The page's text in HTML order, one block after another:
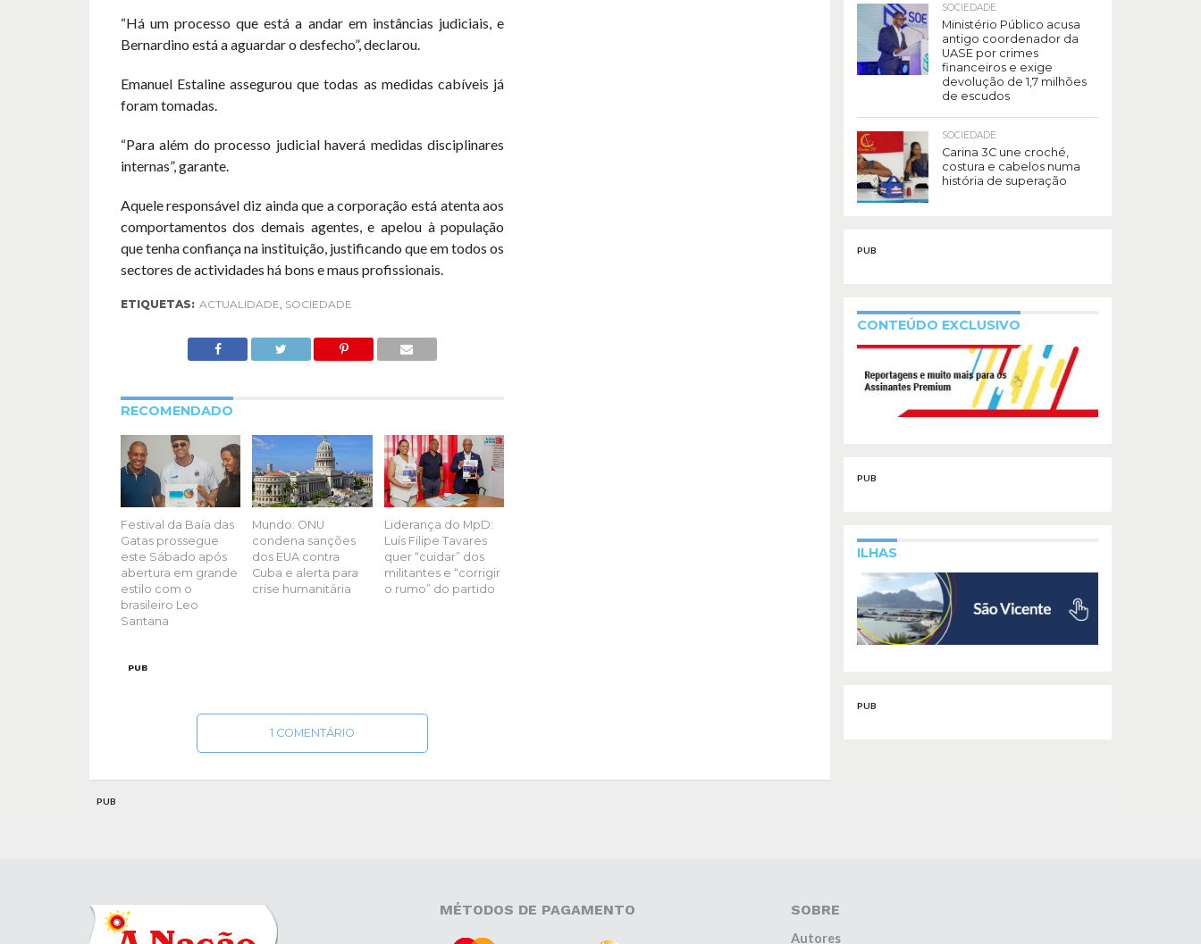
“Há um processo que está a andar em instâncias judiciais, e
Bernardino está a aguardar o desfecho”, declarou.
Emanuel Estaline assegurou que todas as medidas cabíveis já
foram tomadas.
“Para além do processo judicial haverá medidas disciplinares
internas”, garante.
Aquele responsável diz ainda que a corporação está atenta aos
comportamentos dos demais agentes, e apelou à população
que tenha confiança na instituição, justificando que em todos os
sectores de actividades há bons e maus profissionais.
ETIQUETAS: ACTUALIDADE, SOCIEDADE
RECOMENDADO
Festival da Baía das
Gatas prossegue
este Sábado após
abertura em grande
estilo com o
brasileiro Leo
Santana
Mundo: ONU
condena sanções
dos EUA contra
Cuba e alerta para
crise humanitária
Liderança do MpD:
Luís Filipe Tavares
quer “cuidar” dos
militantes e “corrigir
o rumo” do partido
PUB
1 COMENTÁRIO
SOCIEDADE
Ministério Público acusa
antigo coordenador da
UASE por crimes
financeiros e exige
devolução de 1,7 milhões
de escudos
SOCIEDADE
Carina 3C une croché,
costura e cabelos numa
história de superação
PUB
CONTEÚDO EXCLUSIVO
PUB
ILHAS
PUB
PUB
MÉTODOS DE PAGAMENTO SOBRE
Autores